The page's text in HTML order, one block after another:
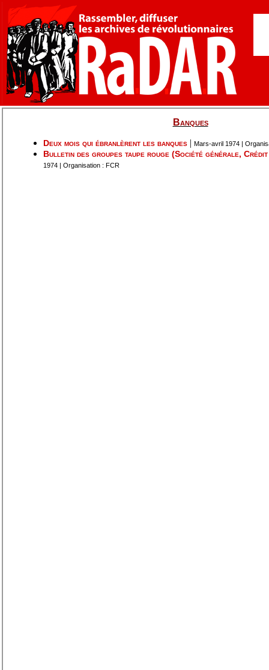
Banques
Deux mois qui ébranlèrent les banques | Mars-avril 1974 |
Bulletin des groupes taupe rouge (Société générale,
1974 | Organisation : FCR